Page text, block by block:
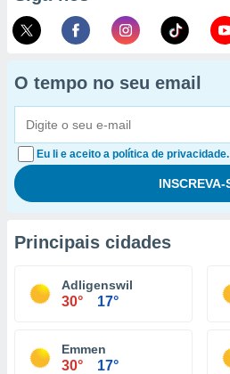
O tempo no seu email
Eu li e aceito a política de privacidade.
Principais cidades
Adligenswil
30° 17°
Emmen
30° 17°